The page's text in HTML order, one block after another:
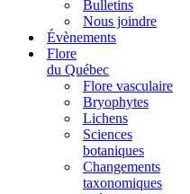
Bulletins
Nous joindre
Évènements
Flore
du Québec
Flore vasculaire
Bryophytes
Lichens
Sciences
botaniques
Changements
taxonomiques